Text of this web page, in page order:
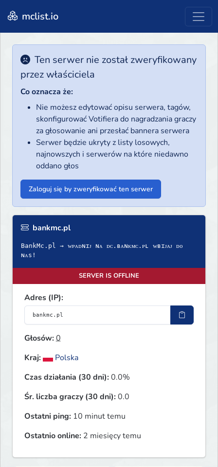
mclist.io
Ten serwer nie został zweryfikowany
przez właściciela
Co oznacza że:
Nie możesz edytować opisu serwera, tagów,
skonfigurować Votifiera do nagradzania graczy
za głosowanie ani przesłać bannera serwera
Serwer będzie ukryty z listy losowych,
najnowszych i serwerów na które niedawno
oddano głos
Zaloguj się by zweryfikować ten serwer
bankmc.pl
BankMc.pl → ᴡᴘᴀᴅɴɪᴊ ɴᴀ ᴅᴄ.ʙᴀɴᴋᴍᴄ.ᴘʟ ᴡʙɪᴊᴀᴊ ᴅᴏ
ɴᴀs!
SERVER IS OFFLINE
Adres (IP):
Głosów:0
Kraj:
Polska
Czas działania (30 dni):0.0%
Śr. liczba graczy (30 dni):0.0
Ostatni ping: 10 minut temu
Ostatnio online: 2 miesięcy temu